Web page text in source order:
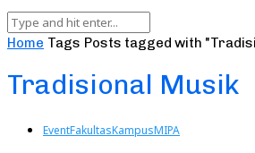
Home Tags Posts tagged with
Tradisional Musik
EventFakultasKampusMIPA